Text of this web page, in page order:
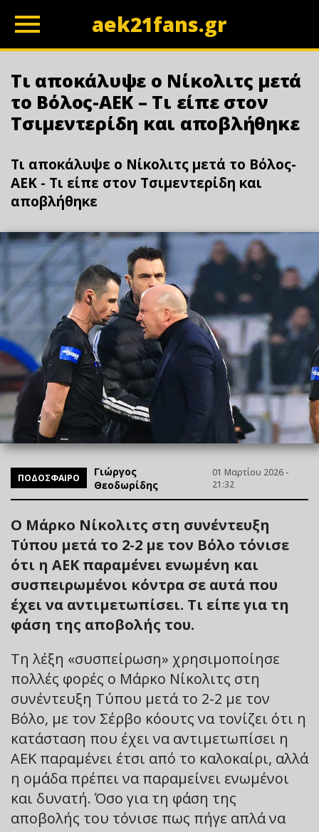
aek21fans.gr
Τι αποκάλυψε ο Νίκολιτς μετά
το Βόλος-ΑΕΚ – Τι είπε στον
Τσιμεντερίδη και αποβλήθηκε
Τι αποκάλυψε ο Νίκολιτς μετά το Βόλος-
ΑΕΚ - Τι είπε στον Τσιμεντερίδη και
αποβλήθηκε
ΠΟΔΟΣΦΑΙΡΟ
Γιώργος
Θεοδωρίδης
01 Μαρτίου 2026 -
21:32
Ο Μάρκο Νίκολιτς στη συνέντευξη
Τύπου μετά το 2-2 με τον Βόλο τόνισε
ότι η ΑΕΚ παραμένει ενωμένη και
συσπειρωμένοι κόντρα σε αυτά που
έχει να αντιμετωπίσει. Τι είπε για τη
φάση της αποβολής του.
Τη λέξη «συσπείρωση» χρησιμοποίησε
πολλές φορές ο Μάρκο Νίκολιτς στη
συνέντευξη Τύπου μετά το 2-2 με τον
Βόλο, με τον Σέρβο κόουτς να τονίζει ότι η
κατάσταση που έχει να αντιμετωπίσει η
ΑΕΚ παραμένει έτσι από το καλοκαίρι, αλλά
η ομάδα πρέπει να παραμείνει ενωμένοι
και δυνατή. Όσο για τη φάση της
αποβολής του τόνισε πως πήγε απλά να